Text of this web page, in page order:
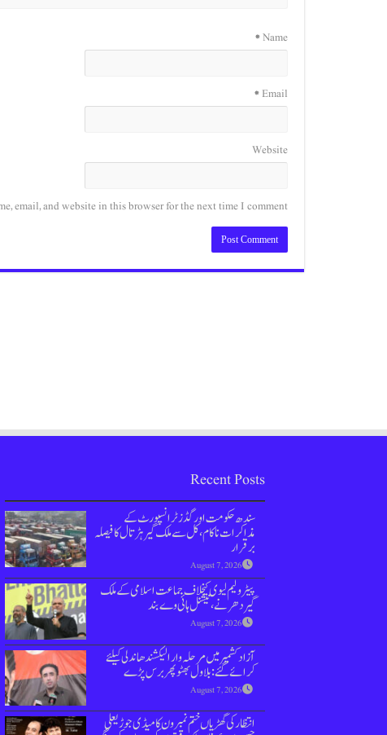
Name
*
Email
*
Website
email, and website in this browser for the next time I comment.
Recent Posts
سندھ حکومت اور گڈز ٹرانسپورٹ کے
مذاکرات ناکام،کل سے ملک گیر ہڑتال کا فیصلہ
برقرار
August 7, 2026
پیٹرولیم لیوی کیخلاف جماعت اسلامی کےملک
گیر دھرنے، نیشنل ہائی وے بند
August 7, 2026
آزاد کشمیر میں مرحلہ وار الیکشندھاندلی کیلئے
کرائے گئے: بلاول بھٹو پھر برس پڑے
August 7, 2026
انتظار کی گھڑیاں ختم نمبر ون کامیڈی جوڑیعلی